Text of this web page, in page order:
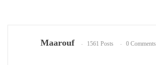
Maarouf 1561 Posts 0 Comments